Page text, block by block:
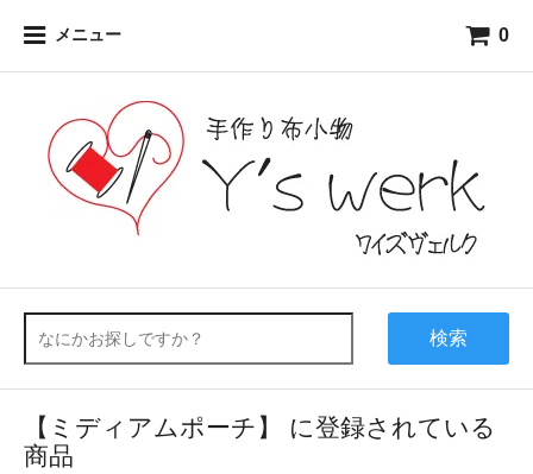
メニュー 0
検索
【ミディアムポーチ】 に登録されている
商品